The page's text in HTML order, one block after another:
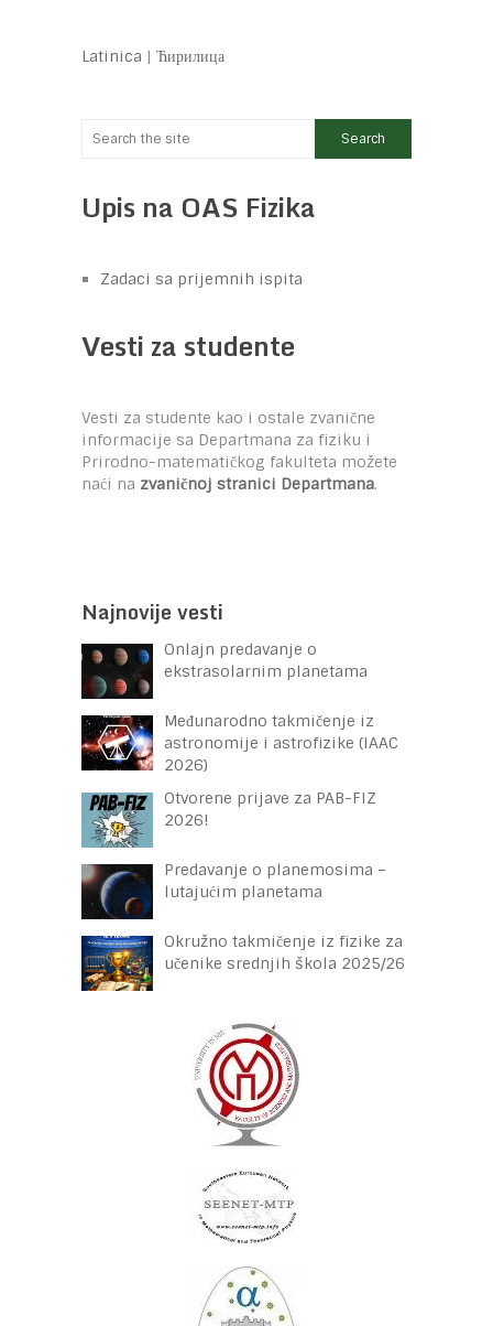
Latinica | Ћирилица
Upis na OAS Fizika
Zadaci sa prijemnih ispita
Vesti za studente
Vesti za studente kao i ostale zvanične
informacije sa Departmana za fiziku i
Prirodno-matematičkog fakulteta možete
naći na zvaničnoj stranici Departmana.
Najnovije vesti
Onlajn predavanje o
ekstrasolarnim planetama
Međunarodno takmičenje iz
astronomije i astrofizike (IAAC
2026)
Otvorene prijave za PAB-FIZ
2026!
Predavanje o planemosima –
lutajućim planetama
Okružno takmičenje iz fizike za
učenike srednjih škola 2025/26